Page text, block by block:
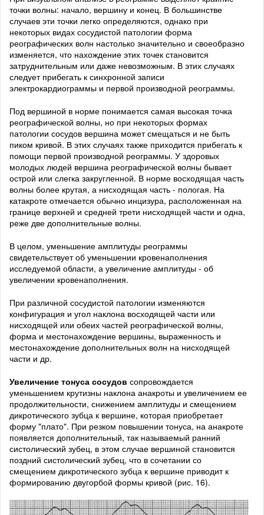
точки волны: начало, вершину и конец. В большинстве
случаев эти точки легко определяются, однако при
некоторых видах сосудистой патологии форма
реографических волн настолько значительно и своеобразно
изменяется, что нахождение этих точек становится
затруднительным или даже невозможным. В этих случаях
следует прибегать к синхронной записи
электрокардиограммы и первой производной реограммы.
Под вершиной в норме понимается самая высокая точка
реографической волны, но при некоторых формах
патологии сосудов вершина может смещаться и не быть
пиком кривой. В этих случаях также приходится прибегать к
помощи первой производной реограммы. У здоровых
молодых людей вершина реографической волны бывает
острой или слегка закругленной. В норме восходящая часть
волны более крутая, а нисходящая часть - пологая. На
катакроте отмечается обычно инцизура, расположенная на
границе верхней и средней трети нисходящей части и одна,
реже две дополнительные волны.
В целом, уменьшение амплитуды реограммы
свидетельствует об уменьшении кровенаполнения
исследуемой области, а увеличение амплитуды - об
увеличении кровенаполнения.
При различной сосудистой патологии изменяются
конфигурация и угол наклона восходящей части или
нисходящей или обеих частей реографической волны,
форма и местонахождение вершины, выраженность и
местонахождение дополнительных волн на нисходящей
части и др.
Увеличение тонуса сосудов сопровождается
уменьшением крутизны наклона анакроты и увеличением ее
продолжительности, снижением амплитуды и смещением
дикротического зубца к вершине, которая приобретает
форму "плато". При резком повышении тонуса, на анакроте
появляется дополнительный, так называемый ранний
систолический зубец, в этом случае вершиной становится
поздний систолический зубец, что в сочетании со
смещением дикротического зубца к вершине приводит к
формированию двугорбой формы кривой (рис. 16).